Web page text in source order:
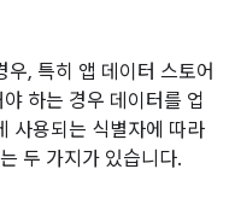
, 특히 앱 데이터 스토어
야 하는 경우 데이터를 업
사용되는 식별자에 따라
두 가지가 있습니다.